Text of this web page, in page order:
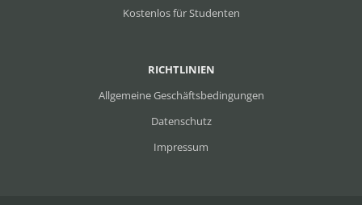
RICHTLINIEN
Allgemeine Geschäftsbedingungen
Datenschutz
Impressum
Kostenlos für Studenten